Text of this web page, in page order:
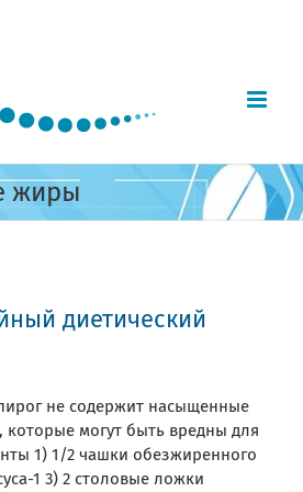
жиры
диетический
не содержит насыщенные
могут быть вредны для
1) 1/2 чашки обезжиренного
1 3) 2 столовые ложки